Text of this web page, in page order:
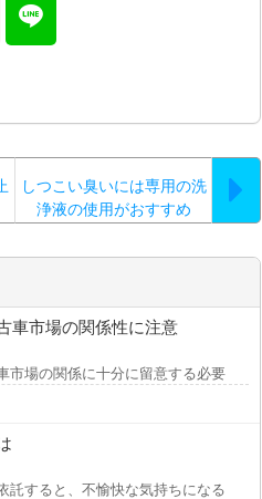
しつこい臭いには専用の洗
浄液の使用がおすすめ
車市場の関係性に注意
市場の関係に十分に留意する必要があ
託すると、不愉快な気持ちになるでし